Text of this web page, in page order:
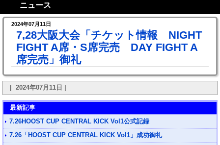
ニュース
2024年07月11日
7,28大阪大会「チケット情報 NIGHT
FIGHT A席・S席完売 DAY FIGHT A
席完売」御礼
| 2024年07月11日 |
最新記事
7.26HOOST CUP CENTRAL KICK Vol1公式記録
7.26「HOOST CUP CENTRAL KICK Vol1」成功御礼